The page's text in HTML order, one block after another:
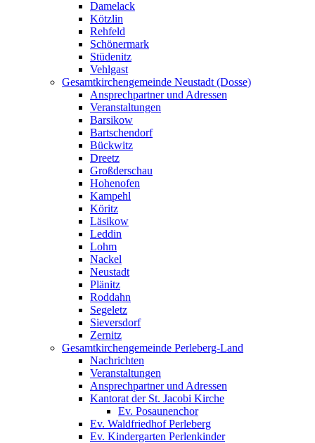
Damelack
Kötzlin
Rehfeld
Schönermark
Stüdenitz
Vehlgast
Gesamtkirchengemeinde Neustadt (Dosse)
Ansprechpartner und Adressen
Veranstaltungen
Barsikow
Bartschendorf
Bückwitz
Dreetz
Großderschau
Hohenofen
Kampehl
Köritz
Läsikow
Leddin
Lohm
Nackel
Neustadt
Plänitz
Roddahn
Segeletz
Sieversdorf
Zernitz
Gesamtkirchengemeinde Perleberg-Land
Nachrichten
Veranstaltungen
Ansprechpartner und Adressen
Kantorat der St. Jacobi Kirche
Ev. Posaunenchor
Ev. Waldfriedhof Perleberg
Ev. Kindergarten Perlenkinder